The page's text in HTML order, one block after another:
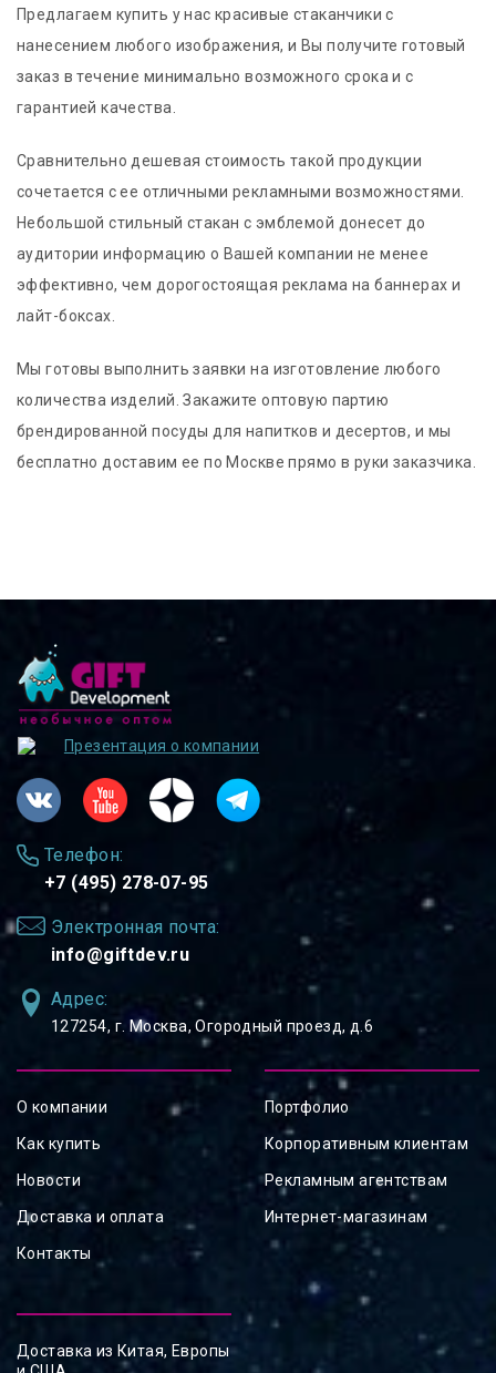
Предлагаем купить у нас красивые стаканчики с
нанесением любого изображения, и Вы получите готовый
заказ в течение минимально возможного срока и с
гарантией качества.
Сравнительно дешевая стоимость такой продукции
сочетается с ее отличными рекламными возможностями.
Небольшой стильный стакан с эмблемой донесет до
аудитории информацию о Вашей компании не менее
эффективно, чем дорогостоящая реклама на баннерах и
лайт-боксах.
Мы готовы выполнить заявки на изготовление любого
количества изделий. Закажите оптовую партию
брендированной посуды для напитков и десертов, и мы
бесплатно доставим ее по Москве прямо в руки заказчика.
Презентация о компании
Телефон:
+7 (495) 278-07-95
Электронная почта:
info@giftdev.ru
Адрес:
127254, ⁠г. Москва, Огородный проезд, д.6
О компании
Как купить
Новости
Доставка и оплата
Контакты
Портфолио
Корпоративным клиентам
Рекламным агентствам
Интернет-магазинам
Доставка из Китая, Европы